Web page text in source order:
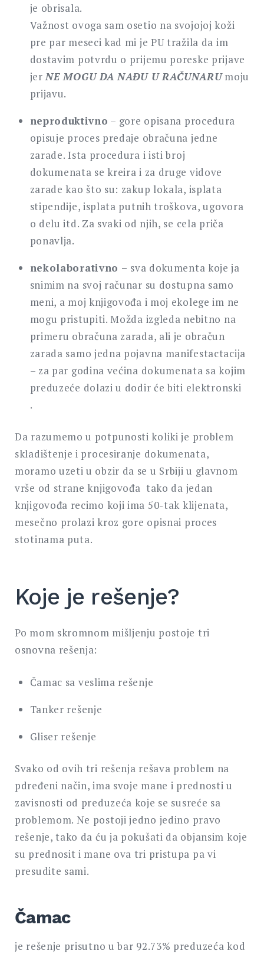
je obrisala.
Važnost ovoga sam osetio na svojojoj koži
pre par meseci kad mi je PU tražila da im
dostavim potvrdu o prijemu poreske prijave
jerNE MOGU DA NAĐU U RAČUNARUmoju
prijavu.
neproduktivno – gore opisana procedura
opisuje proces predaje obračuna jedne
zarade. Ista procedura i isti broj
dokumenata se kreira i za druge vidove
zarade kao što su: zakup lokala, isplata
stipendije, isplata putnih troškova, ugovora
o delu itd. Za svaki od njih, se cela priča
ponavlja.
nekolaborativno – sva dokumenta koje ja
snimim na svoj računar su dostupna samo
meni, a moj knjigovođa i moj ekolege im ne
mogu pristupiti. Možda izgleda nebitno na
primeru obračuna zarada, ali je obračun
zarada samo jedna pojavna manifestactacija
– za par godina većina dokumenata sa kojim
preduzeće dolazi u dodir će biti elektronski
.
Da razumemo u potpunosti koliki je problem
skladištenje i procesiranje dokumenata,
moramo uzeti u obzir da se u Srbiji u glavnom
vrše od strane knjigovođa tako da jedan
knjigovođa recimo koji ima 50-tak klijenata,
mesečno prolazi kroz gore opisnai proces
stotinama puta.
Koje je rešenje?
Po mom skromnom mišljenju postoje tri
osnovna rešenja:
Čamac sa veslima rešenje
Tanker rešenje
Gliser rešenje
Svako od ovih tri rešenja rešava problem na
pdređeni način, ima svoje mane i prednosti u
zavisnosti od preduzeća koje se susreće sa
problemom. Ne postoji jedno jedino pravo
rešenje, tako da ću ja pokušati da objansim koje
su prednosit i mane ova tri pristupa pa vi
presudite sami.
Čamac
je rešenje prisutno u bar 92.73% preduzeća kod